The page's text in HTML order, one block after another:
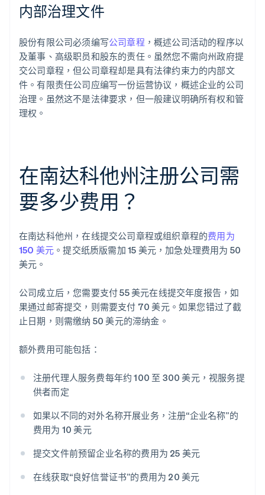
内部治理文件
股份有限公司必须编写公司章程 ，概述公司活动的程序以
及董事、高级职员和股东的责任。虽然您不需向州政府提
交公司章程，但公司章程却是具有法律约束力的内部文
件。有限责任公司应编写一份运营协议，概述企业的公司
治理。虽然这不是法律要求，但一般建议明确所有权和管
理权。
在南达科他州注册公司需
要多少费用？
在南达科他州，在线提交公司章程或组织章程的费用为
150 美元 。提交纸质版需加 15 美元，加急处理费用为 50
美元。
公司成立后，您需要支付 55 美元在线提交年度报告，如
果通过邮寄提交，则需要支付 70 美元。如果您错过了截
止日期，则需缴纳 50 美元的滞纳金。
额外费用可能包括：
注册代理人服务费每年约 100 至 300 美元，视服务提
供者而定
如果以不同的对外名称开展业务，注册“企业名称”的
费用为 10 美元
提交文件前预留企业名称的费用为 25 美元
在线获取“良好信誉证书”的费用为 20 美元